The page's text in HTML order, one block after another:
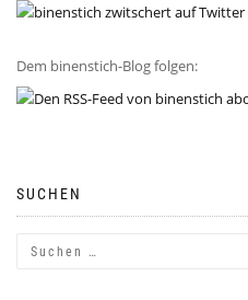
Dem binenstich-Blog folgen:
SUCHEN